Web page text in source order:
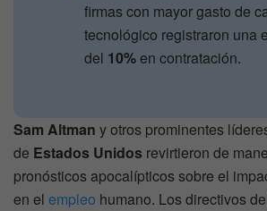
firmas con mayor gasto de
tecnológico registraron una
del 10%en contratación.
Sam Altman y otros prominentes
de Estados Unidos revirtieron de
pronósticos apocalípticos sobre el
en el empleo humano. Los directivos